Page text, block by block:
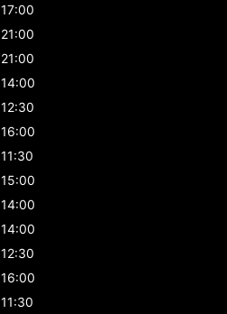
17:00
21:00
21:00
14:00
12:30
16:00
11:30
15:00
14:00
14:00
12:30
16:00
11:30